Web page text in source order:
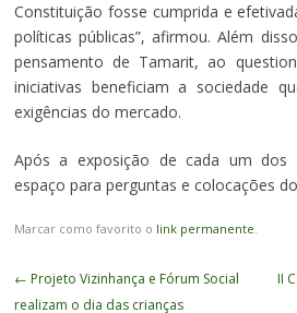
Constituição fosse cumprida e
políticas públicas”, afirmou. Além
pensamento de Tamarit, ao
iniciativas beneficiam a sociedade
exigências do mercado.
Após a exposição de cada um dos
espaço para perguntas e colocações
Marcar como favorito o link permanente.
Navegação
de
← Projeto Vizinhança e Fórum Social
realizam o dia das crianças
II